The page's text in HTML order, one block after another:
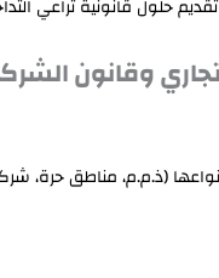
حلول قانونية تراعي
وقانون
(ذ.م.م، مناطق حرة،